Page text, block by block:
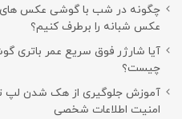
چگونه در شب با گوشی عکس های
عکس شبانه را برطرف کنیم؟
آیا شارژر فوق سریع عمر باتری
چیست؟
امنیت اطلاعات شخصی